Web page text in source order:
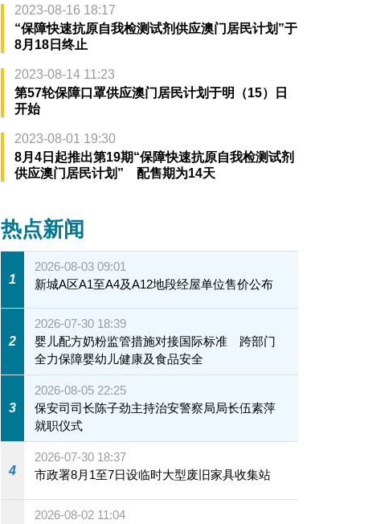
2023-08-16 18:17
“保障快速抗原自我检测试剂供应澳门居民计划”于
8月18日终止
2023-08-14 11:23
第57轮保障口罩供应澳门居民计划于明（15）日
开始
2023-08-01 19:30
8月4日起推出第19期“保障快速抗原自我检测试剂
供应澳门居民计划” 配售期为14天
热点新闻
1
2026-08-03 09:01
新城A区A1至A4及A12地段经屋单位售价公布
2
2026-07-30 18:39
婴儿配方奶粉监管措施对接国际标准 跨部门
全力保障婴幼儿健康及食品安全
3
2026-08-05 22:25
保安司司长陈子劲主持治安警察局局长伍素萍
就职仪式
4
2026-07-30 18:37
市政署8月1至7日设临时大型废旧家具收集站
2026-08-02 11:04